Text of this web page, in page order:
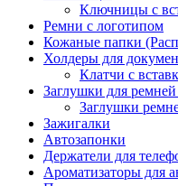
Ключницы с
Ремни с логотипом
Кожаные папки
Холдеры для
Клатчи с
Заглушки для ремней
Заглушки
Зажигалки
Автозапонки
Держатели для
Ароматизаторы для